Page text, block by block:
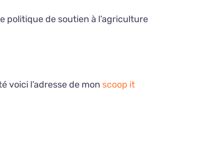
politique de soutien à l’agriculture
voici l’adresse de mon scoop it